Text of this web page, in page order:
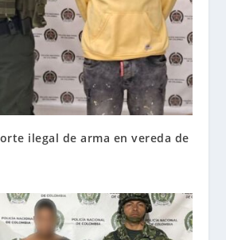
ilegal de arma en vereda de